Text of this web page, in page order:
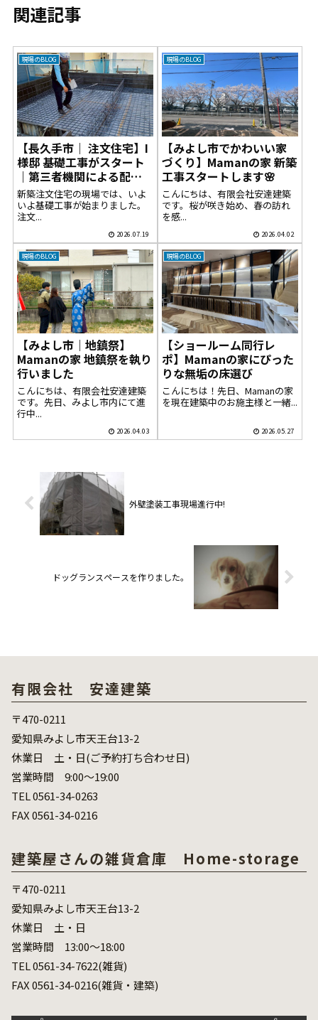
関連記事
現場のBLOG
【長久手市｜ 注文住宅】I
様邸 基礎工事がスタート
｜第三者機関による配筋
検査を実施
新築注文住宅の現場では、いよ
いよ基礎工事が始まりました。
注文...
2026.07.19
現場のBLOG
【みよし市でかわいい家
づくり】Mamanの家 新築
工事スタートします🌸
こんにちは、有限会社安達建築
です。桜が咲き始め、春の訪れ
を感...
2026.04.02
現場のBLOG
【みよし市｜地鎮祭】
Mamanの家 地鎮祭を執り
行いました
こんにちは、有限会社安達建築
です。先日、みよし市内にて進
行中...
2026.04.03
現場のBLOG
【ショールーム同行レ
ポ】Mamanの家にぴった
りな無垢の床選び
こんにちは！先日、Mamanの家
を現在建築中のお施主様と一緒...
2026.05.27
外壁塗装工事現場進行中!
ドッグランスペースを作りました。
有限会社 安達建築
〒470-0211
愛知県みよし市天王台13-2
休業日 土・日(ご予約打ち合わせ日)
営業時間 9:00～19:00
TEL 0561-34-0263
FAX 0561-34-0216
建築屋さんの雑貨倉庫 Home-storage
〒470-0211
愛知県みよし市天王台13-2
休業日 土・日
営業時間 13:00～18:00
TEL 0561-34-7622(雑貨)
FAX 0561-34-0216(雑貨・建築)